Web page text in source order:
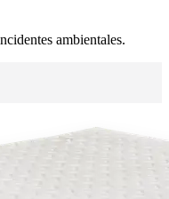
ambientales.